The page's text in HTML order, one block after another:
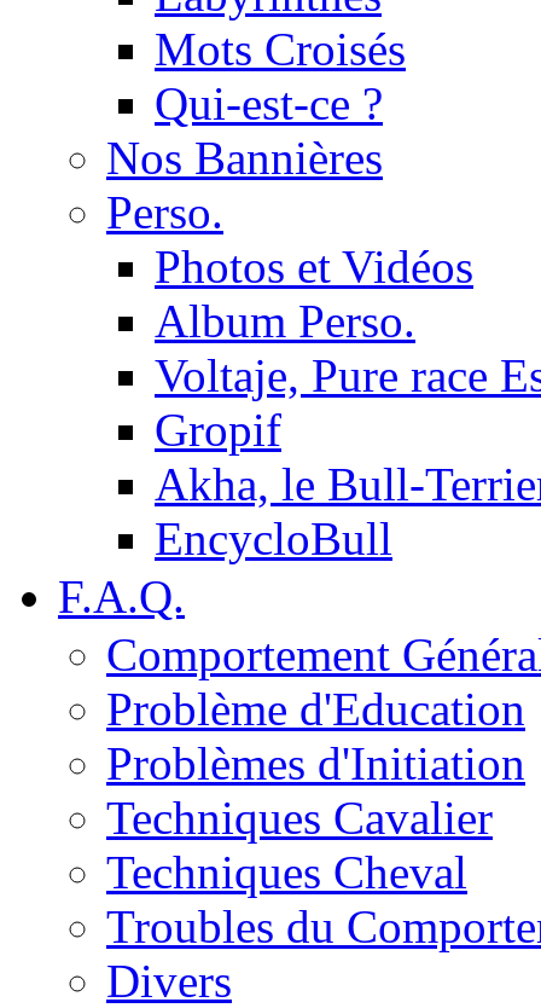
Mots Croisés
Qui-est-ce ?
Nos Bannières
Perso.
Photos et Vidéos
Album Perso.
Voltaje, Pure race
Gropif
Akha, le Bull-
EncycloBull
F.A.Q.
Comportement
Problème d'Education
Problèmes d'Initiation
Techniques Cavalier
Techniques Cheval
Troubles du
Divers